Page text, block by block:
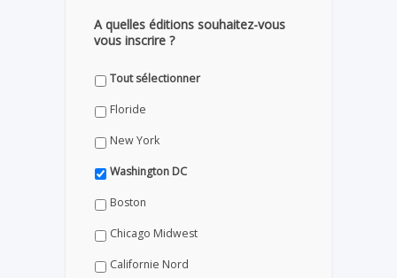
A quelles éditions souhaitez-vous
vous inscrire ?
Tout sélectionner
Floride
New York
Washington DC
Boston
Chicago Midwest
Californie Nord